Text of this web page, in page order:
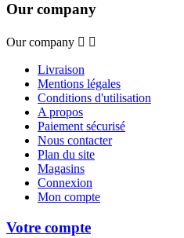
Our company
Our company  
Livraison
Mentions légales
Conditions d'utilisation
A propos
Paiement sécurisé
Nous contacter
Plan du site
Magasins
Connexion
Mon compte
Votre compte